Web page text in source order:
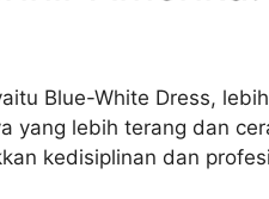
Blue-White Dress,
yang lebih terang dan
kedisiplinan dan